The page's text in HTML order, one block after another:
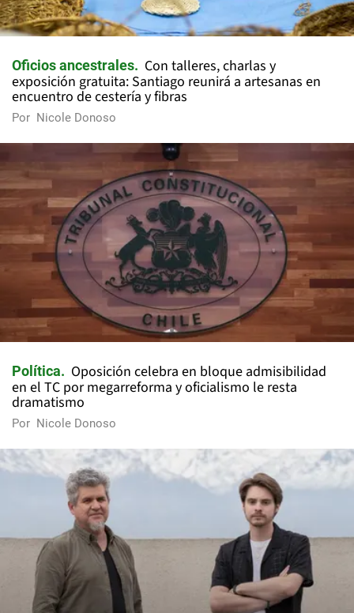
Oficios ancestrales
Con talleres, charlas y
exposición gratuita: Santiago reunirá a artesanas en
encuentro de cestería y fibras
Por Nicole Donoso
Política
Oposición celebra en bloque admisibilidad
en el TC por megarreforma y oficialismo le resta
dramatismo
Por Nicole Donoso